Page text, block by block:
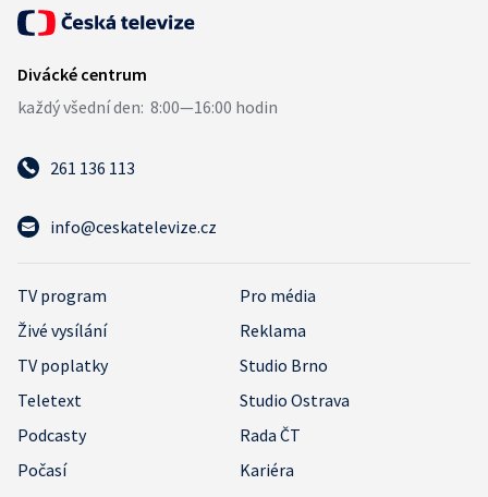
261 136 113
info@ceskatelevize.cz
TV program
Pro média
Živé vysílání
Reklama
TV poplatky
Studio Brno
Teletext
Studio Ostrava
Podcasty
Rada ČT
Počasí
Kariéra